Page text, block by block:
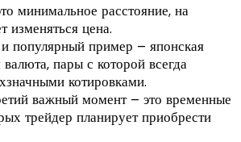
минимальное расстояние, на
изменяться цена.
популярный пример – японская
пары с которой всегда
котировками.
важный момент – это временные
трейдер планирует приобрести